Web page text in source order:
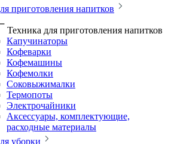
приготовления напитков
Техника для приготовления напитков
Капучинаторы
Кофеварки
Кофемашины
Кофемолки
Соковыжималки
Термопоты
Электрочайники
Аксессуары, комплектующие,
расходные материалы
уборки